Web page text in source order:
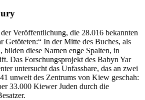
Veröffentlichung, die 28.016 bekannten
Getöteten:“ In der Mitte des Buches, als
bilden diese Namen enge Spalten, in
Das Forschungsprojekt des Babyn Yar
untersucht das Unfassbare, das an zwei
unweit des Zentrums von Kiew geschah:
33.000 Kiewer Juden durch die